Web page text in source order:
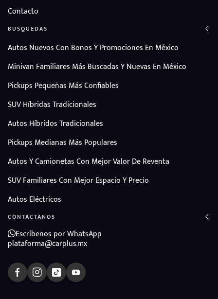
Contacto
BUSQUEDAS
Autos Nuevos Con Bonos Y Promociones En México
Minivan Familiares Más Buscadas Y Nuevas En México
Pickups Pequeñas Más Confiables
SUV Híbridas Tradicionales
Autos Híbridos Tradicionales
Pickups Medianas Más Populares
Autos Y Camionetas Con Mejor Valor De Reventa
SUV Familiares Con Mejor Espacio Y Precio
Autos Eléctricos
CONTÁCTANOS
Escríbenos por WhatsApp
plataforma@carplus.mx